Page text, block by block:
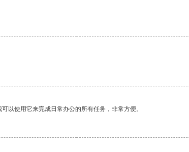
以使用它来完成日常办公的所有任务，非常方便。